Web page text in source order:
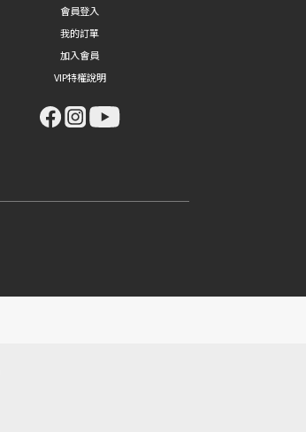
會員登入
我的訂單
加入會員
VIP特權說明